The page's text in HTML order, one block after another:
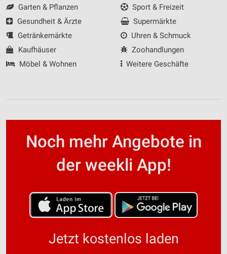
Garten & Pflanzen
Gesundheit & Ärzte
Getränkemärkte
Kaufhäuser
Möbel & Wohnen
Sport & Freizeit
Supermärkte
Uhren & Schmuck
Zoohandlungen
Weitere Geschäfte
Noch mehr Angebote in
der weekli App!
Jetzt kostenlos laden